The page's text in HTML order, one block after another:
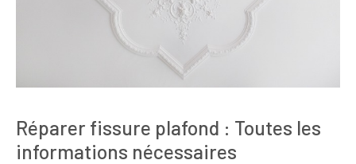
Réparer fissure plafond : Toutes les
informations nécessaires